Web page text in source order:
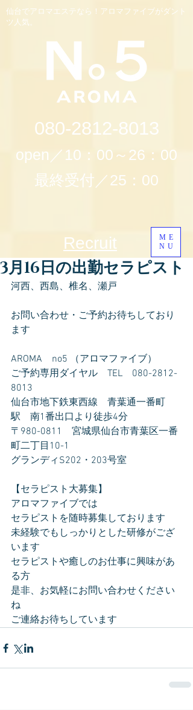
仙台でアロマエステなら！アロマファイブがダント
ツ人気。
080-2812-8013
open／10：00～26：00
最終受付／25：00
ME
NU
Recruit
3月16日の出勤セラピスト
河西、西島、椎名、瀬戸
お問い合わせ・ご予約お待ちしており
ます
AROMA　no5 （アロマファイブ）
ご予約専用ダイヤル　TEL　080-2812-
8013
仙台市地下鉄東西線　青葉通一番町
駅　南1番出口より徒歩4分
〒980-0811　宮城県仙台市青葉区一番
町二丁目10-1
グランディS202・203号室
【セラピスト大募集】
アロマファイブでは
セラピストを随時募集しております
未経験でもしっかりとした研修がござ
います
セラピストや癒しのお仕事に興味があ
る方
是非、お気軽にお問い合わせください
ね
ご連絡お待ちしています